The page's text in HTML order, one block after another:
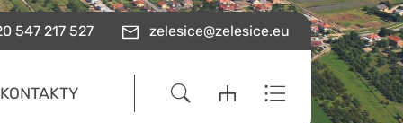
547 217 527 zelesice@zelesice.eu
KONTAKTY